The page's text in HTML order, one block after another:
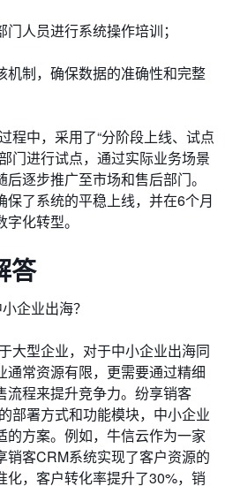
人员进行系统操作培训；
机制，确保数据的准确性和完整
程中，采用了“分阶段上线、试点
门进行试点，通过实际业务场景
逐步推广至市场和售后部门。
了系统的平稳上线，并在6个月
化转型。
答
企业出海？
大型企业，对于中小企业出海同
通常资源有限，更需要通过精细
流程来提升竞争力。纷享销客
部署方式和功能模块，中小企业
的方案。例如，牛信云作为一家
销客CRM系统实现了客户资源的
化，客户转化率提升了30%，销